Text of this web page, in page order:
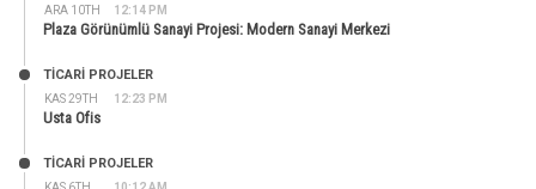
ARA 10TH 12:14 PM
Plaza Görünümlü Sanayi Projesi: Modern Sanayi Merkezi
KAS 29TH 12:23 PM
TİCARİ PROJELER
Usta Ofis
TİCARİ PROJELER